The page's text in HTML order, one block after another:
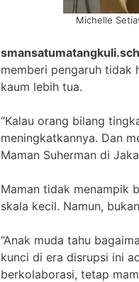
Michelle
memberi pengaruh tidak
kaum lebih tua.
“Kalau orang bilang
meningkatkannya. Dan
Maman Suherman di
Maman tidak menampik
skala kecil. Namun,
“Anak muda tahu
kunci di era disrupsi ini
berkolaborasi, tetap